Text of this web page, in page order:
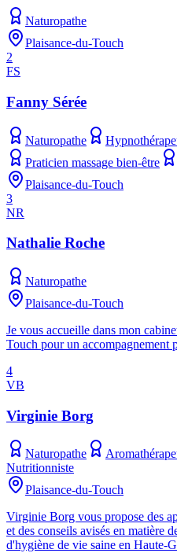
Naturopathe
Plaisance-du-Touch
2
FS
Fanny Sérée
Naturopathe
Praticien massage bien-être
Plaisance-du-Touch
3
NR
Nathalie Roche
Naturopathe
Plaisance-du-Touch
Je vous accueille dans mon
Touch pour un accompagnement
4
VB
Virginie Borg
Naturopathe
Nutritionniste
Plaisance-du-Touch
Virginie Borg vous propose des
et des conseils avisés en matière
d'hygiène de vie saine en Haute-